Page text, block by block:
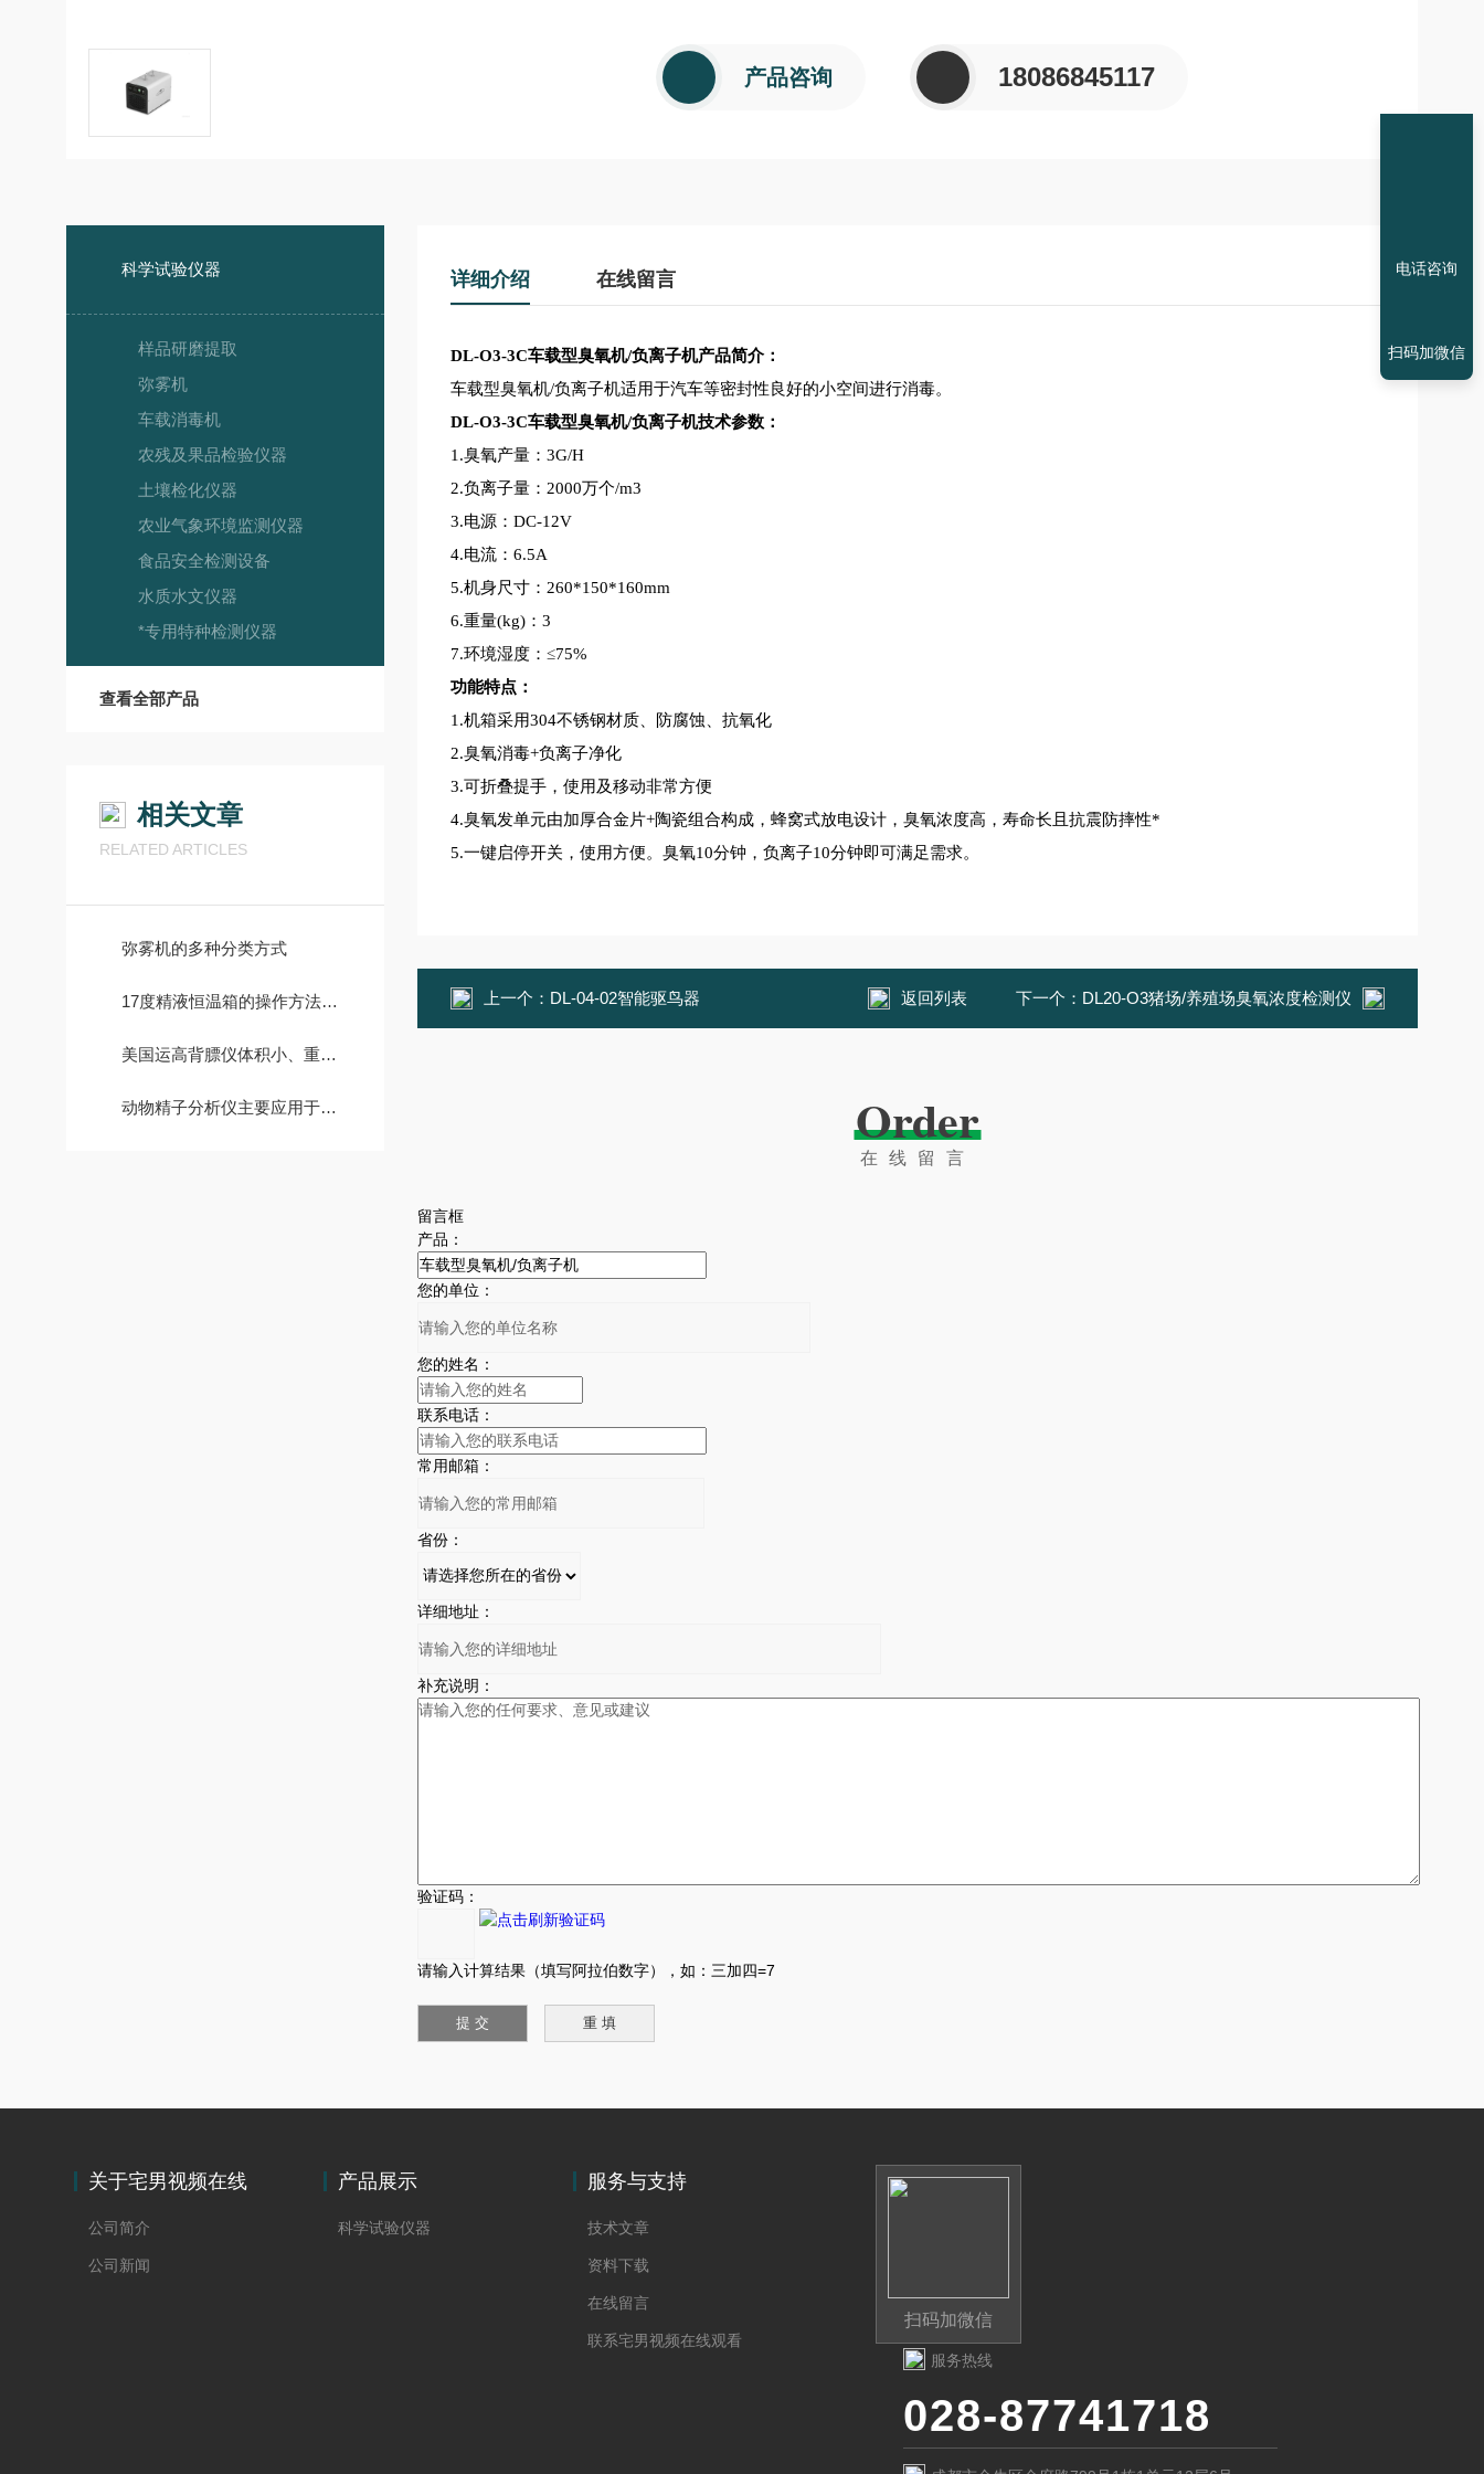
产品咨询 18086845117
科学试验仪器
样品研磨提取
弥雾机
车载消毒机
农残及果品检验仪器
土壤检化仪器
农业气象环境监测仪器
食品安全检测设备
水质水文仪器
*专用特种检测仪器
查看全部产品
相关文章
RELATED ARTICLES
弥雾机的多种分类方式
17度精液恒温箱的操作方法介绍
美国运高背膘仪体积小、重量轻，易于携带和操作
动物精子分析仪主要应用于畜牧繁殖行业中
详细介绍 在线留言
DL-O3-3C车载型臭氧机/负离子机产品简介：
车载型臭氧机/负离子机适用于汽车等密封性良好的小空间进行消毒。
DL-O3-3C车载型臭氧机/负离子机技术参数：
1.臭氧产量：3G/H
2.负离子量：2000万个/m3
3.电源：DC-12V
4.电流：6.5A
5.机身尺寸：260*150*160mm
6.重量(kg)：3
7.环境湿度： ≤75%
功能特点：
1.机箱采用304不锈钢材质、防腐蚀、抗氧化
2.臭氧消毒+负离子净化
3.可折叠提手，使用及移动非常方便
4.臭氧发单元由加厚合金片+陶瓷组合构成，蜂窝式放电设计，臭氧浓度高，寿命长且抗震防摔性*
5.一键启停开关，使用方便。臭氧10分钟，负离子10分钟即可满足需求。
上一个： DL-04-02智能驱鸟器 返回列表 下一个： DL20-O3猪场/养殖场臭氧浓度检测仪
Order
在线留言
留言框
产品：
您的单位：
您的姓名：
联系电话：
常用邮箱：
省份：
详细地址：
补充说明：
验证码：
请输入计算结果（填写阿拉伯数字），如：三加四=7
关于宅男视频在线
公司简介
公司新闻
产品展示
科学试验仪器
服务与支持
技术文章
资料下载
在线留言
联系宅男视频在线观看
扫码加微信
服务热线
028-87741718
电话咨询
扫码加微信